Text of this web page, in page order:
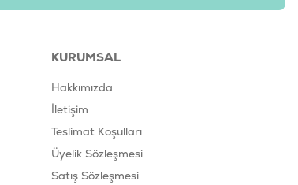
KURUMSAL
Hakkımızda
İletişim
Teslimat Koşulları
Üyelik Sözleşmesi
Satış Sözleşmesi